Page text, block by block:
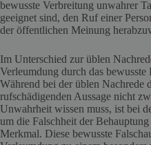
bewusste Verbreitung unwahrer
geeignet sind, den Ruf einer
der öffentlichen Meinung
Im Unterschied zur üblen
Verleumdung durch das bewusste
Während bei der üblen Nachrede
rufschädigenden Aussage nicht
Unwahrheit wissen muss, ist bei
um die Falschheit der
Merkmal. Diese bewusste